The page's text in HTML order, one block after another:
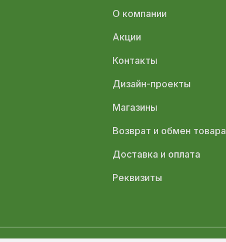
О компании
Акции
Контакты
Дизайн-проекты
Магазины
Возврат и обмен товара
Доставка и оплата
Реквизиты